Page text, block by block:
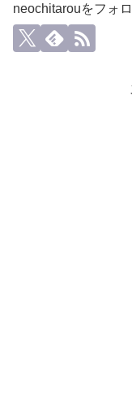
neochitarouをフォ